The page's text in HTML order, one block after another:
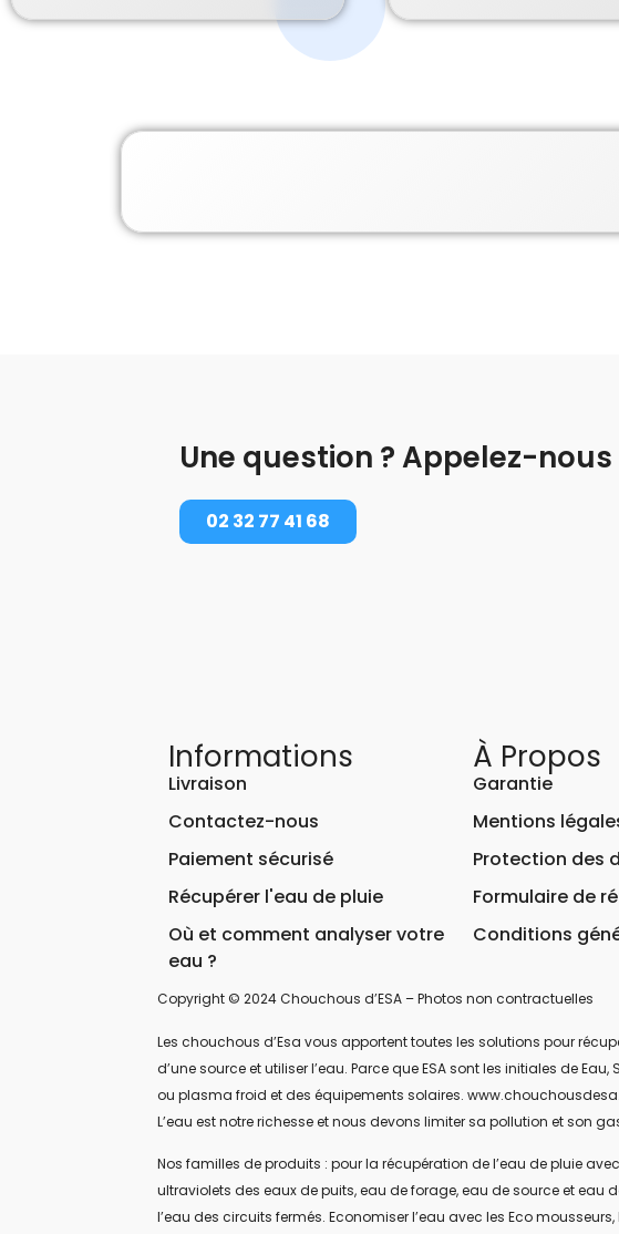
Une question ? Appelez-nous
02 32 77 41 68
Informations
Livraison
Contactez-nous
Paiement sécurisé
Récupérer l'eau de pluie
Où et comment analyser votre
eau ?
À Propos
Garantie
Mentions
Protection des
Formulaire de
Conditions
Copyright © 2024 Chouchous d’ESA – Photos non contractuelles
Les chouchous d’Esa vous apportent toutes les solutions pour
d’une source et utiliser l’eau. Parce que ESA sont les initiales de
ou plasma froid et des équipements solaires.
L’eau est notre richesse et nous devons limiter sa pollution et son
Nos familles de produits : pour la récupération de l’eau de pluie
ultraviolets des eaux de puits, eau de forage, eau de source et eau
l’eau des circuits fermés. Economiser l’eau avec les Eco